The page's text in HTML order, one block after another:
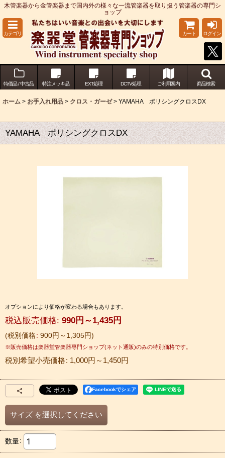
木管楽器から金管楽器まで国内外の様々な一流管楽器を取り扱う管楽器の専門シ
ョップ
カテゴリ カート ログイン
特価品 / 中古品 特注メッキ品 EXT処理 DCTV処理 ご利用案内 商品検索
ホーム > お手入れ用品 > クロス・ガーゼ > YAMAHA ポリシングクロスDX
YAMAHA ポリシングクロスDX
税別価格: 900円 ～1,305円
税込 : 990円 ～1,435円
オプションにより価格が変わる場合もあります。
税別希望小売価格: 1,000円 ～1,450円
Facebookでシェア
サイズ を選択してください
数量: